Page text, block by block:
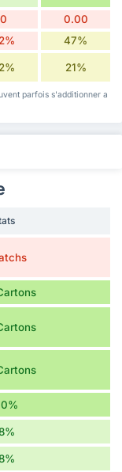
0 0.00
47%
21%
parfois s'additionner a